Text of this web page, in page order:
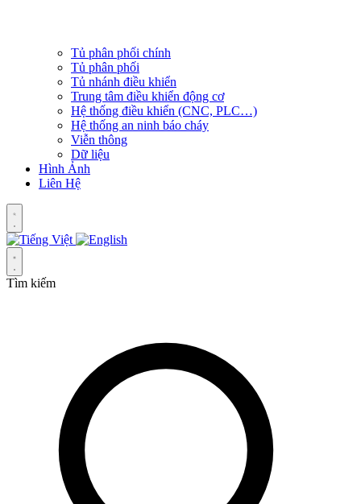
Tủ phân phối chính
Tủ phân phối
Tủ nhánh điều khiển
Trung tâm điều khiển động cơ
Hệ thống điều khiển (CNC, PLC…)
Hệ thống an ninh báo cháy
Viễn thông
Dữ liệu
Hình Ảnh
Liên Hệ
Tìm kiếm